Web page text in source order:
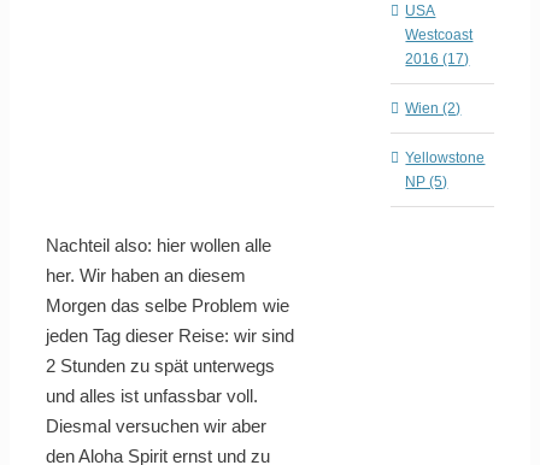
Nachteil also: hier wollen alle
her. Wir haben an diesem
Morgen das selbe Problem wie
jeden Tag dieser Reise: wir sind
2 Stunden zu spät unterwegs
und alles ist unfassbar voll.
Diesmal versuchen wir aber
den Aloha Spirit ernst und zu
USA
Westcoast
2016 (17)
Wien (2)
Yellowstone
NP (5)